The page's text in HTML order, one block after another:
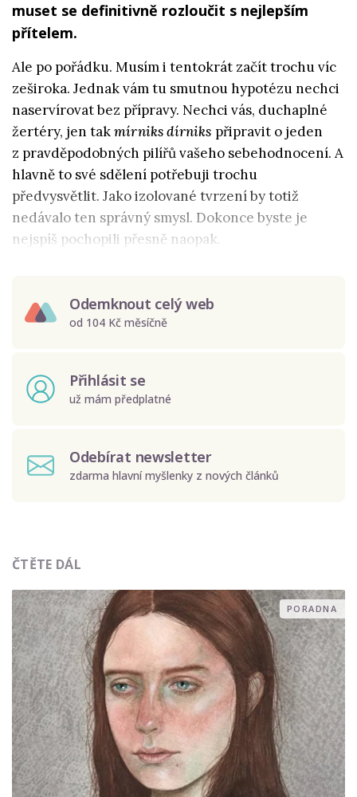
muset se definitivně rozloučit s nejlepším
přítelem.
Ale po pořádku. Musím i tentokrát začít trochu víc
zeširoka. Jednak vám tu smutnou hypotézu nechci
naservírovat bez přípravy. Nechci vás, duchaplné
žertéry, jen takmírniks dírniks připravit o jeden
z pravděpodobných pilířů vašeho sebehodnocení. A
hlavně to své sdělení potřebuji trochu
předvysvětlit. Jako izolované tvrzení by totiž
nedávalo ten správný smysl. Dokonce byste je
nejspíš pochopili přesně naopak.
Odemknout celý web
od 104 Kč měsíčně
Přihlásit se
už mám předplatné
Odebírat newsletter
zdarma hlavní myšlenky z nových článků
údajů.
ČTĚTE DÁL
PORADNA